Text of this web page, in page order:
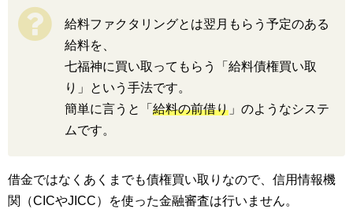
給料ファクタリングとは翌月もらう予定のある
給料を、
七福神に買い取ってもらう「給料債権買い取
り」という手法です。
簡単に言うと「 給料の前借り 」のようなシステ
ムです。
借金ではなくあくまでも債権買い取りなので、信用情報機
関（CICやJICC）を使った金融審査は行いません。